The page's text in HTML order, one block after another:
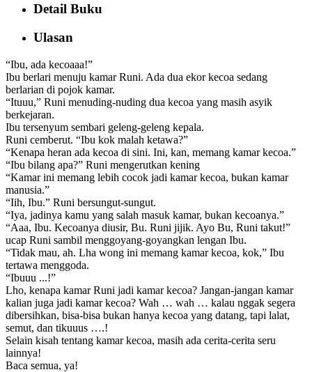
Detail Buku
Ulasan
“Ibu, ada kecoaaa!”
Ibu berlari menuju kamar Runi. Ada dua ekor kecoa sedang
berlarian di pojok kamar.
“Ituuu,” Runi menuding-nuding dua kecoa yang masih asyik
berkejaran.
Ibu tersenyum sembari geleng-geleng kepala.
Runi cemberut. “Ibu kok malah ketawa?”
“Kenapa heran ada kecoa di sini. Ini, kan, memang kamar kecoa.”
“Ibu bilang apa?” Runi mengerutkan kening
“Kamar ini memang lebih cocok jadi kamar kecoa, bukan kamar
manusia.”
“Iih, Ibu.” Runi bersungut-sungut.
“Iya, jadinya kamu yang salah masuk kamar, bukan kecoanya.”
“Aaa, Ibu. Kecoanya diusir, Bu. Runi jijik. Ayo Bu, Runi takut!”
ucap Runi sambil menggoyang-goyangkan lengan Ibu.
“Tidak mau, ah. Lha wong ini memang kamar kecoa, kok,” Ibu
tertawa menggoda.
“Ibuuu ...!”
Lho, kenapa kamar Runi jadi kamar kecoa? Jangan-jangan kamar
kalian juga jadi kamar kecoa? Wah … wah … kalau nggak segera
dibersihkan, bisa-bisa bukan hanya kecoa yang datang, tapi lalat,
semut, dan tikuuus ….!
Selain kisah tentang kamar kecoa, masih ada cerita-cerita seru
lainnya!
Baca semua, ya!